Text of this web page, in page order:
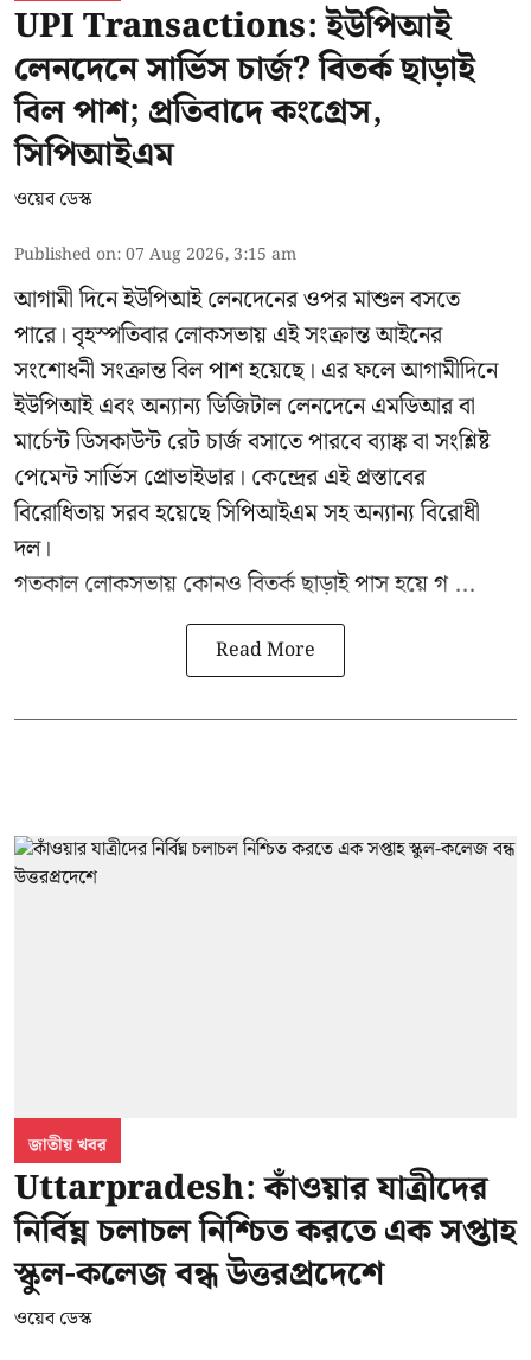
UPI Transactions: ইউপিআই
লেনদেনে সার্ভিস চার্জ? বিতর্ক ছাড়াই
বিল পাশ; প্রতিবাদে কংগ্রেস,
সিপিআইএম
ওয়েব ডেস্ক
Published on:07 Aug 2026, 3:15 am
আগামী দিনে ইউপিআই লেনদেনের ওপর মাশুল বসতে
পারে। বৃহস্পতিবার লোকসভায় এই সংক্রান্ত আইনের
সংশোধনী সংক্রান্ত বিল পাশ হয়েছে। এর ফলে আগামীদিনে
ইউপিআই এবং অন্যান্য ডিজিটাল লেনদেনে এমডিআর বা
মার্চেন্ট ডিসকাউন্ট রেট চার্জ বসাতে পারবে ব্যাঙ্ক বা সংশ্লিষ্ট
পেমেন্ট সার্ভিস প্রোভাইডার। কেন্দ্রের এই প্রস্তাবের
বিরোধিতায় সরব হয়েছে সিপিআইএম সহ অন্যান্য বিরোধী
দল।
গতকাল লোকসভায় কোনও বিতর্ক ছাড়াই পাস হয়ে গ ...
Read More
জাতীয় খবর
Uttarpradesh: কাঁওয়ার যাত্রীদের
নির্বিঘ্ন চলাচল নিশ্চিত করতে এক সপ্তাহ
স্কুল-কলেজ বন্ধ উত্তরপ্রদেশে
ওয়েব ডেস্ক